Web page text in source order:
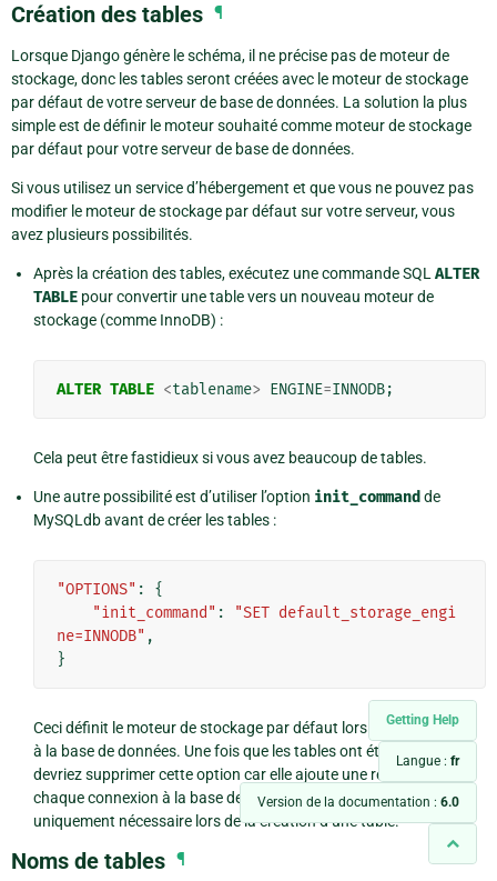
Getting Help
Langue : fr
Version de la documentation : 6.0
Création des tables ¶
Lorsque Django génère le schéma, il ne précise pas de moteur de
stockage, donc les tables seront créées avec le moteur de stockage
par défaut de votre serveur de base de données. La solution la plus
simple est de définir le moteur souhaité comme moteur de stockage
par défaut pour votre serveur de base de données.
Si vous utilisez un service d’hébergement et que vous ne pouvez pas
modifier le moteur de stockage par défaut sur votre serveur, vous
avez plusieurs possibilités.
Après la création des tables, exécutez une commande SQL ALTER
TABLE pour convertir une table vers un nouveau moteur de
stockage (comme InnoDB) :
ALTER TABLE <tablename> ENGINE=INNODB;
Cela peut être fastidieux si vous avez beaucoup de tables.
Une autre possibilité est d’utiliser l’option init_command de
MySQLdb avant de créer les tables :
"OPTIONS" :
{
"init_command" :
"SET default_storage_engi
ne=INNODB" ,
}
Ceci définit le moteur de stockage par défaut lors de la connexion
à la base de données. Une fois que les tables ont été créées, vous
devriez supprimer cette option car elle ajoute une requête lors de
chaque connexion à la base de données, alors que c’est
uniquement nécessaire lors de la création d’une table.
Noms de tables ¶